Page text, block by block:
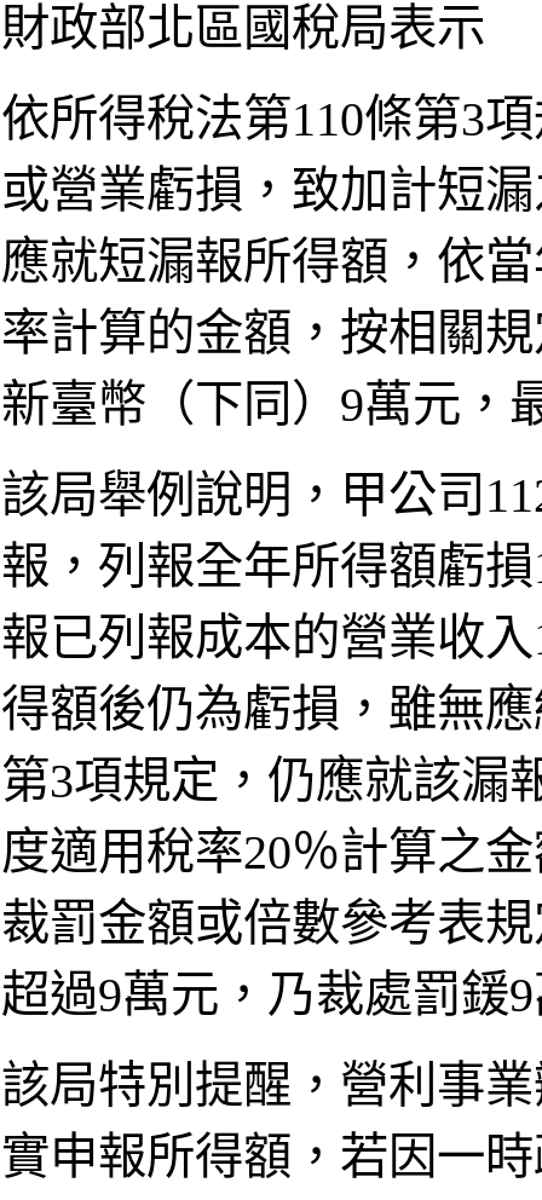
財政部北區國稅局表示
依所得稅法第110條第3
或營業虧損，致加計短
應就短漏報所得額，依
率計算的金額，按相關
新臺幣（下同）9萬元，
該局舉例說明，甲公司
報，列報全年所得額虧
報已列報成本的營業收
得額後仍為虧損，雖無
第3項規定，仍應就該漏
度適用稅率20％計算之
裁罰金額或倍數參考表
超過9萬元，乃裁處罰鍰
該局特別提醒，營利事
實申報所得額，若因一